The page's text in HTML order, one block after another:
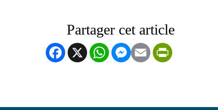
Facebook
X WhatsApp
Messenger
Email